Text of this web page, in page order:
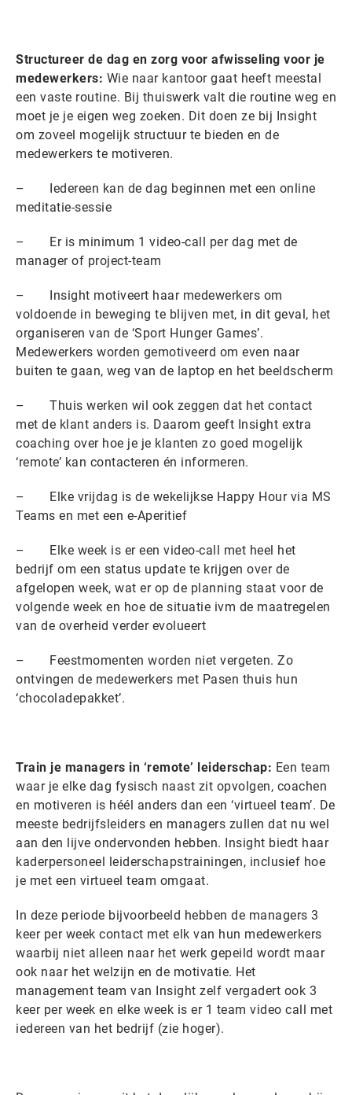
Structureer de dag en zorg voor afwisseling voor je
medewerkers: Wie naar kantoor gaat heeft meestal
een vaste routine. Bij thuiswerk valt die routine weg en
moet je je eigen weg zoeken. Dit doen ze bij Insight
om zoveel mogelijk structuur te bieden en de
medewerkers te motiveren.
– Iedereen kan de dag beginnen met een online
meditatie-sessie
– Er is minimum 1 video-call per dag met de
manager of project-team
– Insight motiveert haar medewerkers om
voldoende in beweging te blijven met, in dit geval, het
organiseren van de ‘Sport Hunger Games’.
Medewerkers worden gemotiveerd om even naar
buiten te gaan, weg van de laptop en het beeldscherm
– Thuis werken wil ook zeggen dat het contact
met de klant anders is. Daarom geeft Insight extra
coaching over hoe je je klanten zo goed mogelijk
‘remote’ kan contacteren én informeren.
– Elke vrijdag is de wekelijkse Happy Hour via MS
Teams en met een e-Aperitief
– Elke week is er een video-call met heel het
bedrijf om een status update te krijgen over de
afgelopen week, wat er op de planning staat voor de
volgende week en hoe de situatie ivm de maatregelen
van de overheid verder evolueert
– Feestmomenten worden niet vergeten. Zo
ontvingen de medewerkers met Pasen thuis hun
‘chocoladepakket’.
Train je managers in ‘remote’ leiderschap: Een team
waar je elke dag fysisch naast zit opvolgen, coachen
en motiveren is héél anders dan een ‘virtueel team’. De
meeste bedrijfsleiders en managers zullen dat nu wel
aan den lijve ondervonden hebben. Insight biedt haar
kaderpersoneel leiderschapstrainingen, inclusief hoe
je met een virtueel team omgaat.
In deze periode bijvoorbeeld hebben de managers 3
keer per week contact met elk van hun medewerkers
waarbij niet alleen naar het werk gepeild wordt maar
ook naar het welzijn en de motivatie. Het
management team van Insight zelf vergadert ook 3
keer per week en elke week is er 1 team video call met
iedereen van het bedrijf (zie hoger).